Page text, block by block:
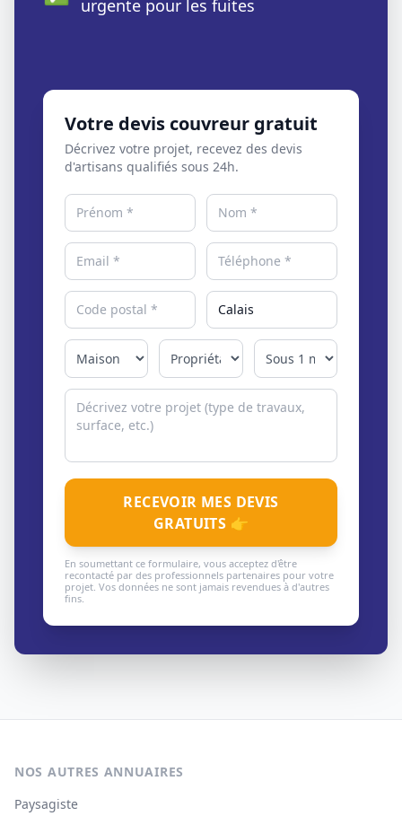
urgente pour les fuites
Votre devis couvreur gratuit
Décrivez votre projet, recevez des devis
d'artisans qualifiés sous 24h.
RECEVOIR MES DEVIS
GRATUITS 👉
En soumettant ce formulaire, vous acceptez d'être
recontacté par des professionnels partenaires pour votre
projet. Vos données ne sont jamais revendues à d'autres
fins.
NOS AUTRES ANNUAIRES
Paysagiste